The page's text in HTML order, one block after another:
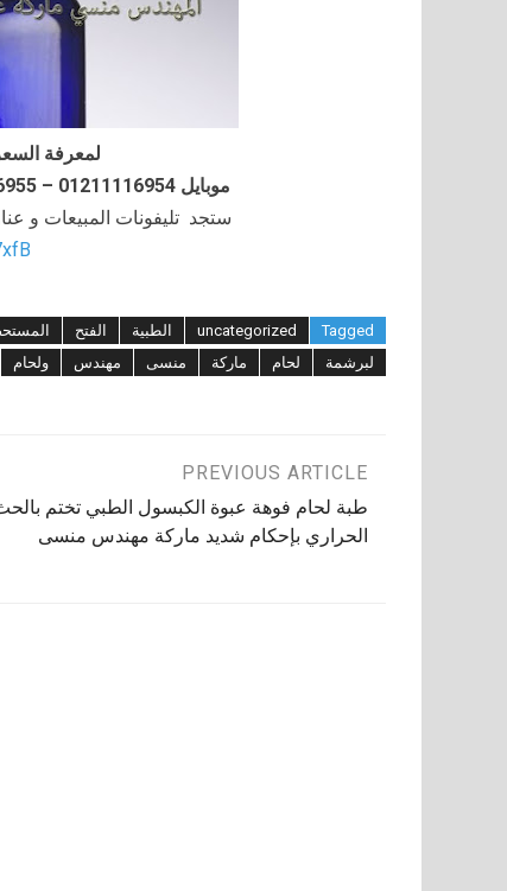
لمعرفة
موبايل 01211116954 – 01211116955 – 01211116956–01211116958
ستجد تليفونات المبيعات و
Tagged
uncategorized الطبية الفتح
لبرشمة
لحام ماركة منسى مهندس ولحام
تصفّح
المقالات
PREVIOUS ARTICLE
طبة لحام فوهة عبوة الكبسول الطبي تختم
الحراري بإحكام شديد ماركة مهندس منسى